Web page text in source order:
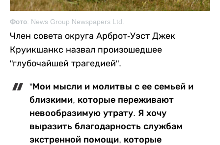
Фото: News Group Newspapers Ltd.
Член совета округа Арброт-Уэст Джек
Круикшанкс назвал произошедшее
"глубочайшей трагедией".
"Мои мысли и молитвы с ее семьей и
близкими, которые переживают
невообразимую утрату. Я хочу
выразить благодарность службам
экстренной помощи, которые